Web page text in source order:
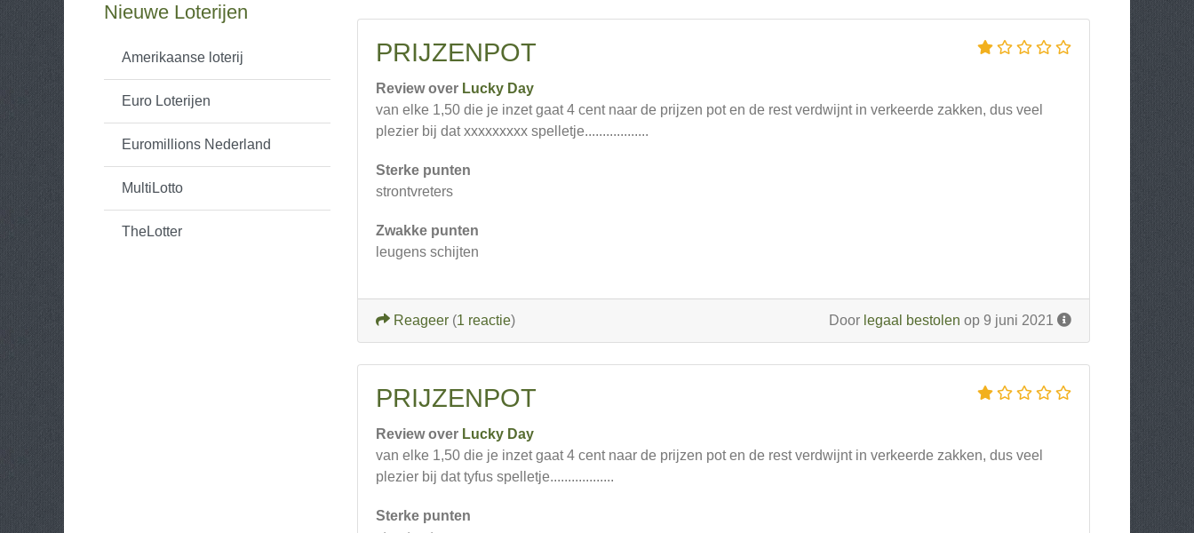
Nieuwe Loterijen
Amerikaanse loterij
Euro Loterijen
Euromillions Nederland
MultiLotto
TheLotter
PRIJZENPOT
Review over Lucky Day
van elke 1,50 die je inzet gaat 4 cent naar de prijzen pot en de rest verdwijnt in verkeerde zakken, dus veel
plezier bij dat xxxxxxxxx spelletje..................
Sterke punten
strontvreters
Zwakke punten
leugens schijten
Door legaal bestolen op 9 juni 2021
Reageer (1 reactie)
PRIJZENPOT
Review over Lucky Day
van elke 1,50 die je inzet gaat 4 cent naar de prijzen pot en de rest verdwijnt in verkeerde zakken, dus veel
plezier bij dat tyfus spelletje..................
Sterke punten